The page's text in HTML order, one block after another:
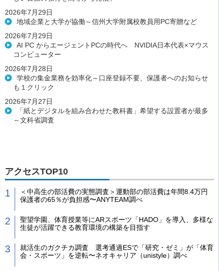
2026年7月29日
地域企業と大学が協働～信州大学附属校教員用PC寄贈など
2026年7月29日
AI PC からエージェントPCの時代へ NVIDIA日本代表×マウス
コンピューター
2026年7月28日
学校の集金業務を効率化～口座登録不要、保護者へのお知らせ
も１クリック
2026年7月27日
「紙とデジタルを組み合わせた教科書」希望する設置者が最多
～文科省調査
アクセスTOP10
＜中高生の部活費の実態調査＞運動部の部活費は年間8.4万円
保護者の65％が負担感〜ANYTEAM調べ
聖望学園、体育授業等にARスポーツ「HADO」を導入、多様な
生徒が活躍できる教育環境の構築を目指す
就活生のガクチカ調査 選考通過ESで「研究・ゼミ」が「体育
会・スポーツ」を逆転〜ネオキャリア（unistyle）調べ